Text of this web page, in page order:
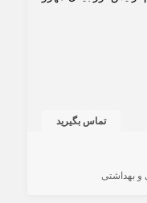
تماس بگیرید
و بهداشتی